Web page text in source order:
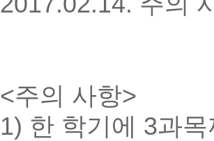
<주의 사항>
1) 한 학기에 3과